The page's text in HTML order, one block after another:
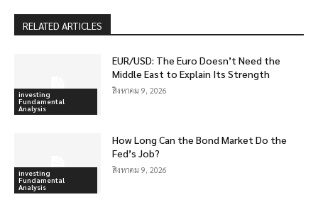
RELATED ARTICLES
investing
Fundamental
Analysis
EUR/USD: The Euro Doesn’t Need the
Middle East to Explain Its Strength
สิงหาคม 9, 2026
investing
Fundamental
Analysis
How Long Can the Bond Market Do the
Fed’s Job?
สิงหาคม 9, 2026